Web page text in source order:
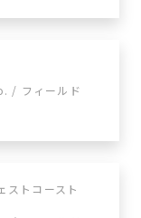
/ フィールド
トコースト